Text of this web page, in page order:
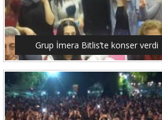
Grup İmera Bitlis’te konser verdi